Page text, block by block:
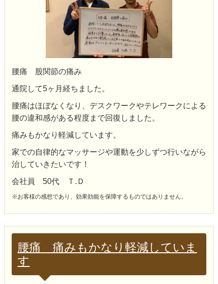
腰痛 股関節の痛み
通院して5ヶ月経ちました。
腰痛はほぼなくなり、デスクワークやテレワークによる
腰の違和感がある程度まで回復しました。
痛みもかなり軽減しています。
家での自律的なマッサージや運動を少しずつ行いながら
治していきたいです！
会社員 50代 Ｔ.Ｄ
※お客様の感想であり、効果効能を保障するものではありません。
腰痛 痛みもかなり軽減していま
す